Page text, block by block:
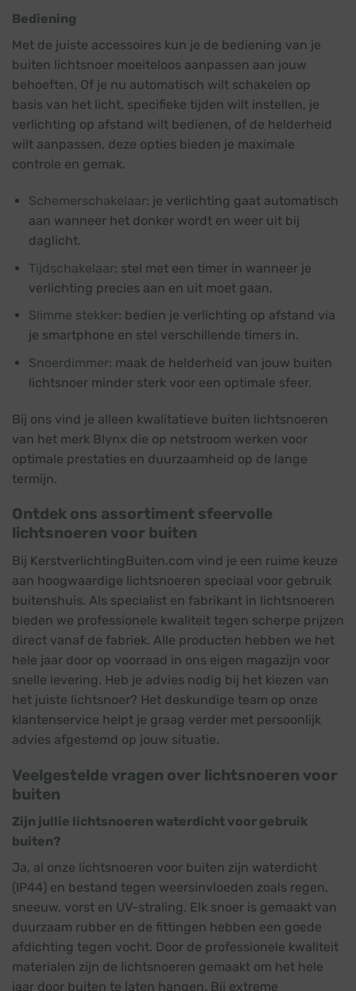
Bediening
Met de juiste accessoires kun je de bediening van je
buiten lichtsnoer moeiteloos aanpassen aan jouw
behoeften. Of je nu automatisch wilt schakelen op
basis van het licht, specifieke tijden wilt instellen, je
verlichting op afstand wilt bedienen, of de helderheid
wilt aanpassen, deze opties bieden je maximale
controle en gemak.
Schemerschakelaar: je verlichting gaat automatisch
aan wanneer het donker wordt en weer uit bij
daglicht.
Tijdschakelaar: stel met een timer in wanneer je
verlichting precies aan en uit moet gaan.
Slimme stekker: bedien je verlichting op afstand via
je smartphone en stel verschillende timers in.
Snoerdimmer: maak de helderheid van jouw buiten
lichtsnoer minder sterk voor een optimale sfeer.
Bij ons vind je alleen kwalitatieve buiten lichtsnoeren
van het merk Blynx die op netstroom werken voor
optimale prestaties en duurzaamheid op de lange
termijn.
Ontdek ons assortiment sfeervolle
lichtsnoeren voor buiten
Bij KerstverlichtingBuiten.com vind je een ruime keuze
aan hoogwaardige lichtsnoeren speciaal voor gebruik
buitenshuis. Als specialist en fabrikant in lichtsnoeren
bieden we professionele kwaliteit tegen scherpe prijzen
direct vanaf de fabriek. Alle producten hebben we het
hele jaar door op voorraad in ons eigen magazijn voor
snelle levering. Heb je advies nodig bij het kiezen van
het juiste lichtsnoer? Het deskundige team op onze
klantenservice helpt je graag verder met persoonlijk
advies afgestemd op jouw situatie.
Veelgestelde vragen over lichtsnoeren voor
buiten
Zijn jullie lichtsnoeren waterdicht voor gebruik
buiten?
Ja, al onze lichtsnoeren voor buiten zijn waterdicht
(IP44) en bestand tegen weersinvloeden zoals regen,
sneeuw, vorst en UV-straling. Elk snoer is gemaakt van
duurzaam rubber en de fittingen hebben een goede
afdichting tegen vocht. Door de professionele kwaliteit
materialen zijn de lichtsnoeren gemaakt om het hele
jaar door buiten te laten hangen. Bij extreme